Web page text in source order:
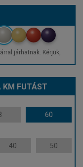
járhatnak. Kérjük,
KM FUTÁST
60
40 50